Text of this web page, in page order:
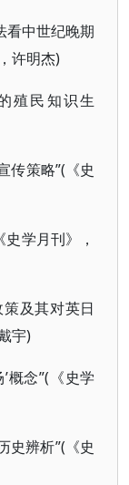
中世纪晚期
许明杰)
殖民知识生
传策略”(《史
学月刊》，
及其对英日
宇)
概念”(《史学
史辨析”(《史